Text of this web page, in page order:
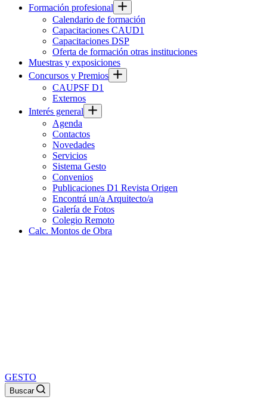
Formación profesional
Calendario de formación
Capacitaciones CAUD1
Capacitaciones DSP
Oferta de formación otras instituciones
Muestras y exposiciones
Concursos y Premios
CAUPSF D1
Externos
Interés general
Agenda
Contactos
Novedades
Servicios
Sistema Gesto
Convenios
Publicaciones D1 Revista Origen
Encontrá un/a Arquitecto/a
Galería de Fotos
Colegio Remoto
Calc. Montos de Obra
GESTO
Buscar